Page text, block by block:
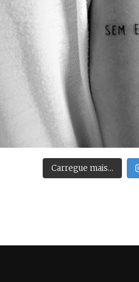
Carregue mais…